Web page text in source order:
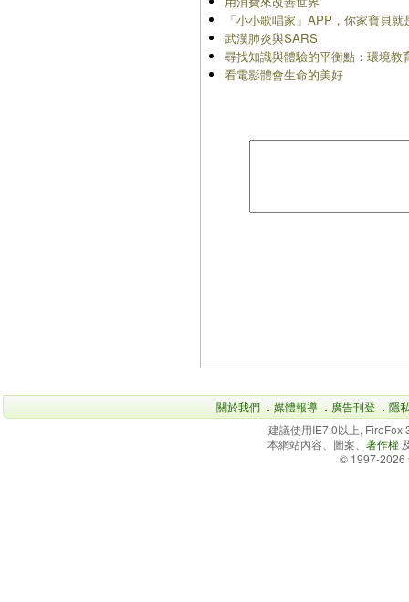
「小小歌唱家」APP，你家寶貝
武漢肺炎與SARS
尋找知識與體驗的平衡點：環境教
看電影體會生命的美好
關於我們 ． 媒體報導 ． 廣告刊登 ． 隱
建議使用IE7.0以上,
本網站內容、圖案、 著作權
© 1997-2026